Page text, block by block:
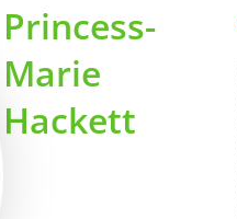
Princess-
Marie
Hackett